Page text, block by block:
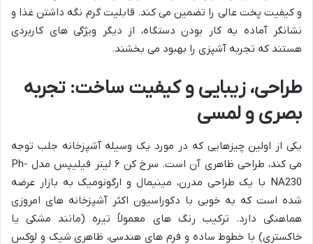
و کیفیت پخت عالی را تضمین می کند. قابلیت گرم نگه داشتن غذا و
نشانگر آماده به کار بودن دستگاه، از دیگر ویژگی های کاربردی
هستند که تجربه آشپزی را بهبود می بخشند.
طراحی، زیبایی و کیفیت ساخت: تجربه
بصری و لمسی
یکی از اولین چیزهایی که در مورد یک وسیله آشپزخانه جلب توجه
می کند، طراحی ظاهری آن است. سرخ کن ۶ لیتر فیلیپس مدل Ph-
NA230 با یک طراحی مدرن، مینیمال و ارگونومیک به بازار عرضه
شده است که به خوبی با دکوراسیون اکثر آشپزخانه های امروزی
هماهنگی دارد. ترکیب رنگ های معمولاً تیره (مانند مشکی یا
خاکستری) با خطوط ساده و فرم های هندسی، ظاهری شیک و لوکس